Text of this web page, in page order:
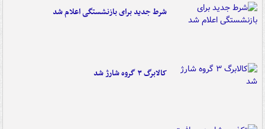
شرط جدید برای بازنشستگی اعلام شد
کالابرگ ۳ گروه شارژ شد